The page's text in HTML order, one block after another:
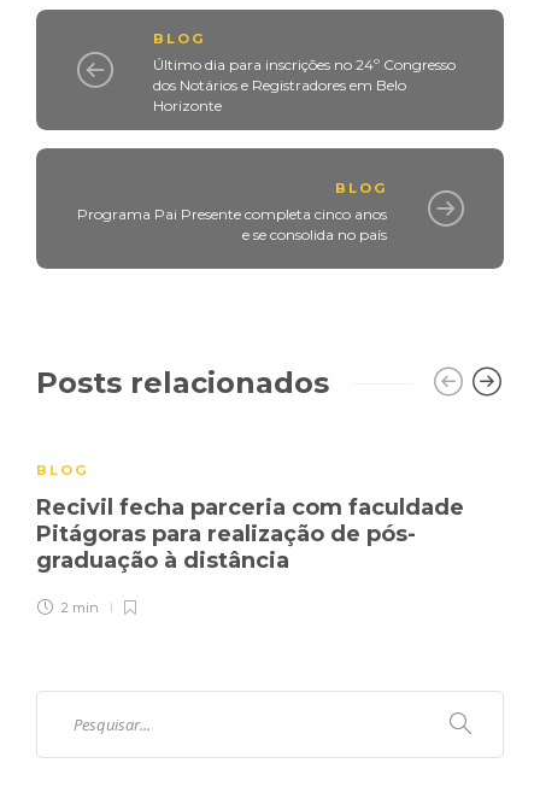
BLOG
Último dia para inscrições no 24º Congresso
dos Notários e Registradores em Belo
Horizonte
BLOG
Programa Pai Presente completa cinco anos
e se consolida no país
Posts relacionados
BLOG
Recivil fecha parceria com faculdade
Pitágoras para realização de pós-
graduação à distância
2 min